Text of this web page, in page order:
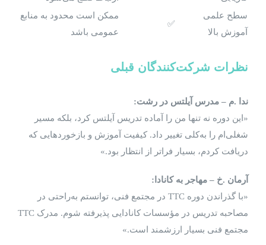
سطح علمی
آموزش بالا
✅
ممکن است محدود به منابع
عمومی باشد
نظرات شرکت‌کنندگان قبلی
ندا .م – مدرس آیلتس در رشت:
«این دوره نه تنها من را آماده تدریس آیلتس کرد، بلکه مسیر
شغلی‌ام را به‌کلی تغییر داد. کیفیت آموزش و بازخوردهایی که
دریافت کردم، بسیار فراتر از انتظار بود.»
آرمان .خ – مهاجر به کانادا :
«با گذراندن دوره TTC در مجتمع فنی، توانستم به‌راحتی در
مصاحبه تدریس در مؤسسات کانادایی پذیرفته شوم. مدرک TTC
مجتمع فنی بسیار ارزشمند است.»